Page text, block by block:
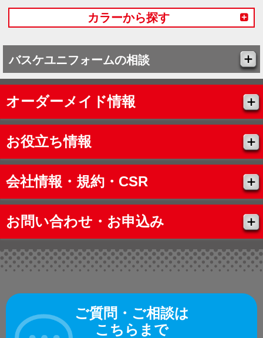
カラーから探す
バスケユニフォームの相談
オーダーメイド情報
お役立ち情報
会社情報・規約・CSR
お問い合わせ・お申込み
ご質問・ご相談は
こちらまで